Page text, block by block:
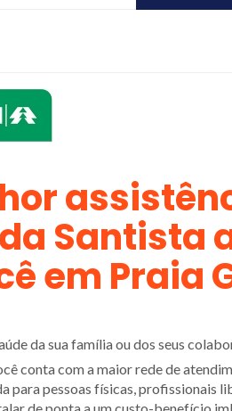
Santista
em Praia
da sua família ou dos seus
conta com a maior rede de
para pessoas físicas, profissionais